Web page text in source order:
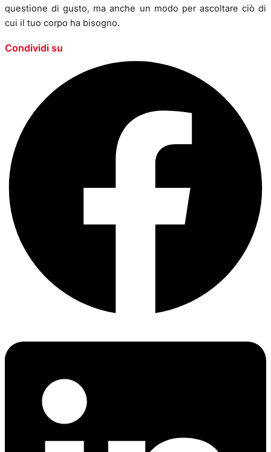
questione di gusto, ma anche un modo per ascoltare ciò di
cui il tuo corpo ha bisogno.
Condividi su